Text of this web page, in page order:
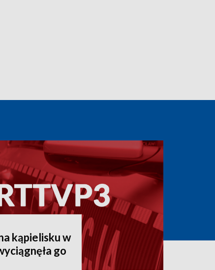
kąpielisku w
go